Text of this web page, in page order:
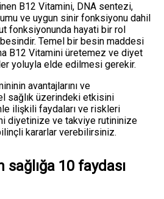
B12 Vitamini, DNA sentezi,
ve uygun sinir fonksiyonu dahil
fonksiyonunda hayati bir rol
Temel bir besin maddesi
B12 Vitamini üretemez ve diyet
yoluyla elde edilmesi gerekir.
avantajlarını ve
sağlık üzerindeki etkisini
ilişkili faydaları ve riskleri
diyetinize ve takviye rutininize
kararlar verebilirsiniz.
10 faydası